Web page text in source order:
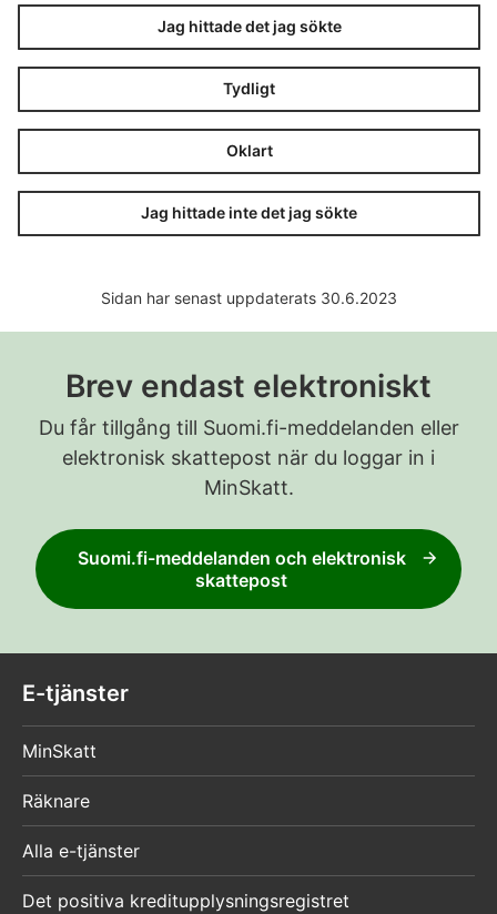
Jag hittade det jag sökte
Tydligt
Oklart
Jag hittade inte det jag sökte
Sidan har senast uppdaterats 30.6.2023
Brev endast elektroniskt
Du får tillgång till Suomi.fi-meddelanden eller
elektronisk skattepost när du loggar in i
MinSkatt.
Suomi.fi-meddelanden och elektronisk
skattepost
E-tjänster
MinSkatt
Räknare
Alla e-tjänster
Det positiva kreditupplysningsregistret